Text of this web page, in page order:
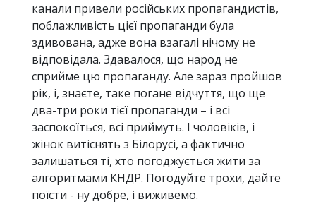
канали привели російських пропагандистів,
поблажливість цієї пропаганди була
здивована, адже вона взагалі нічому не
відповідала. Здавалося, що народ не
сприйме цю пропаганду. Але зараз пройшов
рік, і, знаєте, таке погане відчуття, що ще
два-три роки тієї пропаганди – і всі
заспокоїться, всі приймуть. І чоловіків, і
жінок витіснять з Білорусі, а фактично
залишаться ті, хто погоджується жити за
алгоритмами КНДР. Погодуйте трохи, дайте
поїсти - ну добре, і виживемо.